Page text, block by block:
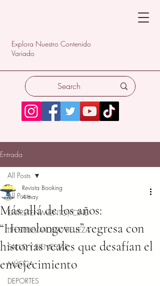
Explora Nuestro Contenido
Variado
Entrada
All Posts
ENTRETENIMIENTO/CINE
LIFESTYLE/MODA/BELLEZA
SALUD Y BIENESTAR
MÚSICA
DEPORTES
All Posts
Más allá de los años:
“Homolongevus” regresa con
historias reales que desafían el
envejecimiento
Revista Booking
4 may